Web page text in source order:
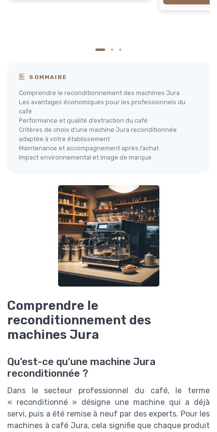
SOMMAIRE
Comprendre le reconditionnement des machines Jura
Les avantages économiques pour les professionnels du
café
Performance et qualité d’extraction du café
Critères de choix d’une machine Jura reconditionnée
adaptée à votre établissement
Maintenance et accompagnement après l’achat
Impact environnemental et image de marque
Comprendre le
reconditionnement des
machines Jura
Qu’est-ce qu’une machine Jura
reconditionnée ?
Dans le secteur professionnel du café, le terme
« reconditionné » désigne une machine qui a déjà
servi, puis a été remise à neuf par des experts. Pour les
machines à café Jura, cela signifie que chaque produit